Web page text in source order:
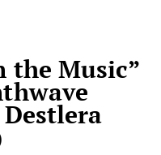
the Music”